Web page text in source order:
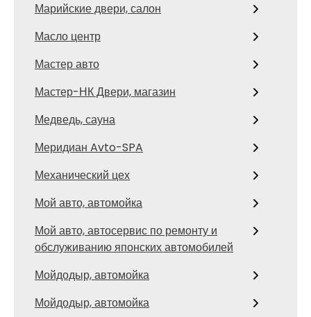
Марийские двери, салон
Масло центр
Мастер авто
Мастер-НК Двери, магазин
Медведь, сауна
Меридиан Avto-SPA
Механический цех
Мой авто, автомойка
Мой авто, автосервис по ремонту и
обслуживанию японских автомобилей
Мойдодыр, автомойка
Мойдодыр, автомойка